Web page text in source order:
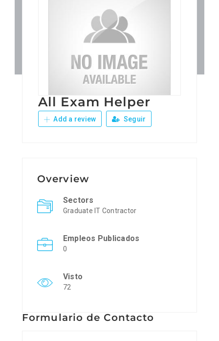
Junta Local Desarrollo
Adiestramientos
Eventos
All Exam Helper
Add a review Seguir
Overview
Sectors
Graduate IT Contractor
Empleos Publicados
0
Visto
72
Formulario de Contacto